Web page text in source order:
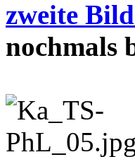
zweite